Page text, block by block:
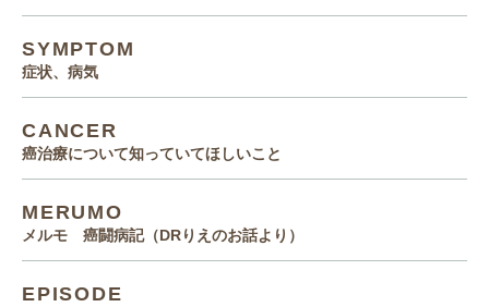
SYMPTOM
症状、病気
CANCER
癌治療について知っていてほしいこと
MERUMO
メルモ 癌闘病記（DRりえのお話より）
EPISODE